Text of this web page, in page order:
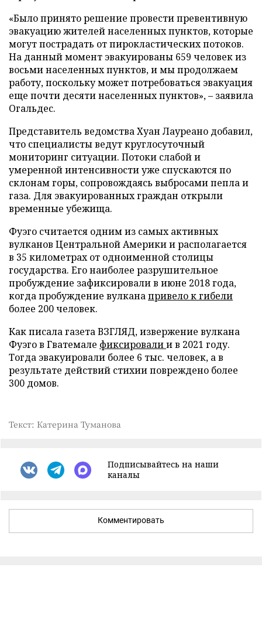
«Было принято решение провести превентивную
эвакуацию жителей населенных пунктов, которые
могут пострадать от пирокластических потоков.
На данный момент эвакуированы 659 человек из
восьми населенных пунктов, и мы продолжаем
работу, поскольку может потребоваться эвакуация
еще почти десяти населенных пунктов», – заявила
Огальдес.
Представитель ведомства Хуан Лауреано добавил,
что специалисты ведут круглосуточный
мониторинг ситуации. Потоки слабой и
умеренной интенсивности уже спускаются по
склонам горы, сопровождаясь выбросами пепла и
газа. Для эвакуированных граждан открыли
временные убежища.
Фуэго считается одним из самых активных
вулканов Центральной Америки и располагается
в 35 километрах от одноименной столицы
государства. Его наиболее разрушительное
пробуждение зафиксировали в июне 2018 года,
когда пробуждение вулканапривело к гибели
более 200 человек.
Как писала газета ВЗГЛЯД, извержение вулкана
Фуэго в Гватемале фиксировалии в 2021 году.
Тогда эвакуировали более 6 тыс. человек, а в
результате действий стихии повреждено более
300 домов.
Текст: Катерина Туманова
Подписывайтесь на наши
каналы
Комментировать